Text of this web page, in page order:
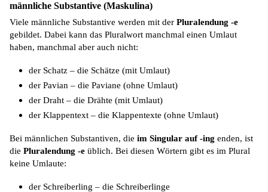
männliche Substantive (Maskulina)
Viele männliche Substantive werden mit derPluralendung -e
gebildet. Dabei kann das Pluralwort manchmal einen Umlaut
haben, manchmal aber auch nicht:
der Schatz – die Schätze (mit Umlaut)
der Pavian – die Paviane (ohne Umlaut)
der Draht – die Drähte (mit Umlaut)
der Klappentext – die Klappentexte (ohne Umlaut)
Bei männlichen Substantiven, dieim Singular auf -ing enden, ist
diePluralendung -e üblich. Bei diesen Wörtern gibt es im Plural
keine Umlaute:
der Schreiberling – die Schreiberlinge